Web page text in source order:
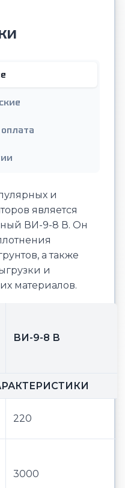
и
является
ВИ-9-8 В. Он
а также
и
материалов.
ВИ-9-8 В
220
3000